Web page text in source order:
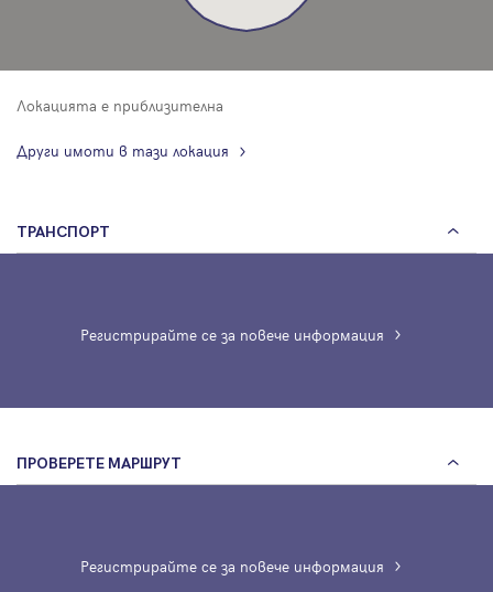
Локацията е приблизителна
Други имоти в тази локация
ТРАНСПОРТ
Регистрирайте се за повече информация
ПРОВЕРЕТЕ МАРШРУТ
Регистрирайте се за повече информация